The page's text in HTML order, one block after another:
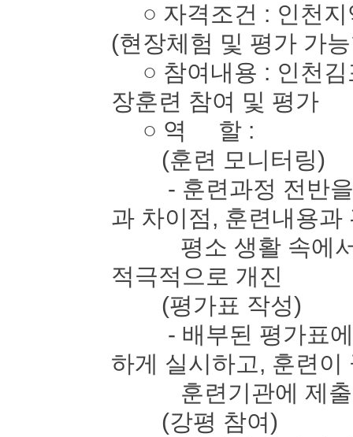
○ 자격조건 : 인천지
(현장체험 및 평가 가
○ 참여내용 : 인천김
장훈련 참여 및 평가
○ 역 할 :
(훈련 모니터링)
- 훈련과정 전반을
과 차이점, 훈련내용과
평소 생활 속에서
적극적으로 개진
(평가표 작성)
- 배부된 평가표에
하게 실시하고, 훈련이
훈련기관에 제출
(강평 참여)